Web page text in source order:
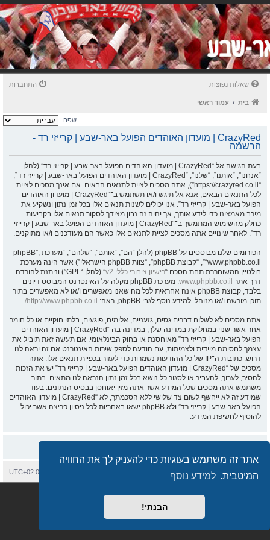
אתר זה משתמש בעוגיות כדי להעניק לך את החוויה
המיטבית. למידע נוסף
הבנתי!
שאלות נפוצות התחברות
בית עמוד ראשי
שפה:
CrazyRed | מועדון האוהדים הפועל באר-שבע | קרייזי רד -
הרשמה
בעת הגישה אל “CrazyRed | מועדון האוהדים הפועל באר-שבע | קרייזי רד” (להלן
“אנחנו”, “אותנו”, “שלנו”, “CrazyRed | מועדון האוהדים הפועל באר-שבע | קרייזי רד”,
“https://crazyred.co.il”), אתה מסכים לציית לתנאים הבאים. אם אינך מסכים לציית
לכל התנאים הבאים, אנא אל תיגש ו/או תשתמש ב־“CrazyRed | מועדון האוהדים
הפועל באר-שבע | קרייזי רד”. אנו יכולים לשנות תנאים אלו בכל זמן נתון ונשקיע את
מירב מאמצינו כדי לידע אותך, אך יהיה זה נבון מצידך לסקור תנאים אלו בקביעות
כחלק מהשימוש המתמשך ב־“CrazyRed | מועדון האוהדים הפועל באר-שבע | קרייזי
רד”. לאחר שינויים אתה מסכים לציית לתנאים אלו כאשר הם מעודכנים ו/או מתוקנים.
הפורומים שלנו מבוססים על phpBB (להלן “הם”, “אותם”, “שלהם”, “מערכת phpBB”,
“www.phpbb.co.il”, “קבוצת phpBB”, “צוות phpBB הישראלי”) אשר הינה מערכת
בולטיין המשוחררת תחת הסכם “רישיון ציבורי כללי v2
” (להלן “GPL”) וניתנת להורדה
דרך אתר www.phpbb.co.il
. מערכת phpBB מקלה על האינטרנט המבוסס דיונים
בלבד, קבוצת phpBB אינה אחראית לכל מה שאנו מאפשרים ו/או לא מאפשרים בתור
תוכן מורשה ו/או מנוהל. למידע נוסף לגבי phpBB, ראה:
http://www.phpbb.co.il/
.
אתה מסכים לא לשלוח דברים גסים, גזעניים, אלימים, פוגעים, בלתי חוקיים או כל חומר
אחר אשר שנוי במחלוקת במדינה שלך, במדינה בה “CrazyRed | מועדון האוהדים
הפועל באר-שבע | קרייזי רד” מאוחסנת או בחוק הבינלאומי. אם תעשה זאת תוביל את
עצמך לחסימה מיידית ולצמיתות, עם הודעה לספק שירות האינטרנט אם זה יראה לנו
דרוש. כתובות ה־IP של כל ההודעות נשמרות כדי לעזור בכפיית תנאים אלו. אתה
מסכים של “CrazyRed | מועדון האוהדים הפועל באר-שבע | קרייזי רד” יש את הזכות
להסיר, לערוך, להעביר או לסגור כל נושא בכל זמן נתון הנראה לנו מתאים. בתור
משתמש אתה מסכים שכל המידע אשר אתה מזין יאוחסן בבסיס הנתונים. בעוד
שמידע זה לא ייחשף לשום צד שלישי ללא הסכמתך, לא “CrazyRed | מועדון האוהדים
הפועל באר-שבע | קרייזי רד” ולא phpBB ישאו באחריות לכל ניסיון פריצה אשר יכול
להוסיף לחשיפת המידע.
בית עמוד ראשי UTC+02:00 יצירת קשר
מופעל על ידיphpBB
® Forum Software © phpBB Limited